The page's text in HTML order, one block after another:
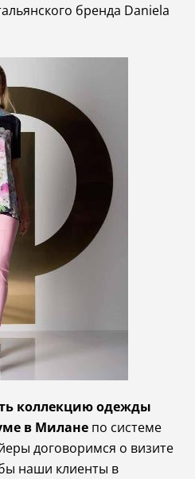
бренда Daniela
коллекцию одежды
в Миланепо системе
договоримся о визите
наши клиенты в